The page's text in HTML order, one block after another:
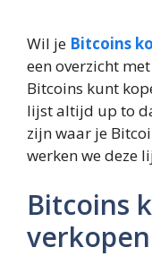
Wil je Bitcoins
een overzicht
Bitcoins kunt
lijst altijd up to
zijn waar je
werken we deze
Bitcoins